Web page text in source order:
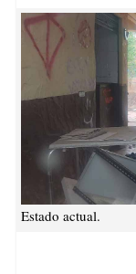
Estado actual.